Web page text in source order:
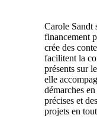
Carole Sandt
financement
crée des
facilitent la
présents sur
elle
démarches
précises et
projets en